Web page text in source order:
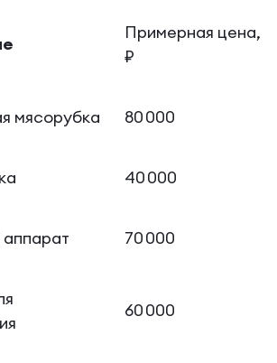
Примерная цена,
₽
мясорубка 80 000
40 000
70 000
60 000